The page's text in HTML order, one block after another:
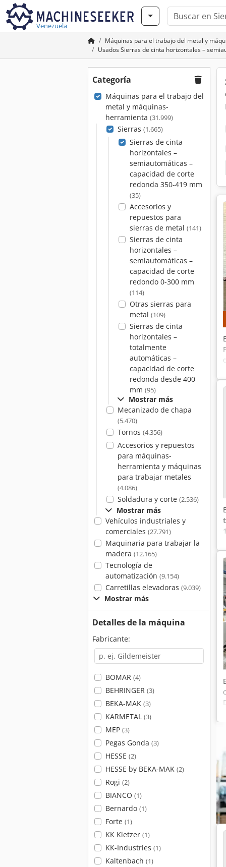
Venezuela
Máquinas para el trabajo del metal y
Usados Sierras de cinta horizontales –
Categoría
Máquinas para el trabajo del
metal y máquinas-
herramienta (31.999)
Sierras (1.665)
Sierras de cinta
horizontales –
semiautomáticas –
capacidad de corte
redonda 350-419 mm
(35)
Accesorios y
repuestos para
sierras de metal (141)
Sierras de cinta
horizontales –
semiautomáticas –
capacidad de corte
redondo 0-300 mm
(114)
Otras sierras para
metal (109)
Sierras de cinta
horizontales –
totalmente
automáticas –
capacidad de corte
redonda desde 400
mm (95)
Mostrar más
Mecanizado de chapa
(5.470)
Tornos (4.356)
Accesorios y repuestos
para máquinas-
herramienta y máquinas
para trabajar metales
(4.086)
Soldadura y corte (2.536)
Mostrar más
Vehículos industriales y
comerciales (27.791)
Maquinaria para trabajar la
madera (12.165)
Tecnología de
automatización (9.154)
Carretillas elevadoras (9.039)
Mostrar más
Detalles de la máquina
Fabricante:
BOMAR (4)
BEHRINGER (3)
BEKA-MAK (3)
KARMETAL (3)
MEP (3)
Pegas Gonda (3)
HESSE (2)
HESSE by BEKA-MAK (2)
Rogi (2)
BIANCO (1)
Bernardo (1)
Forte (1)
KK Kletzer (1)
KK-Industries (1)
Kaltenbach (1)